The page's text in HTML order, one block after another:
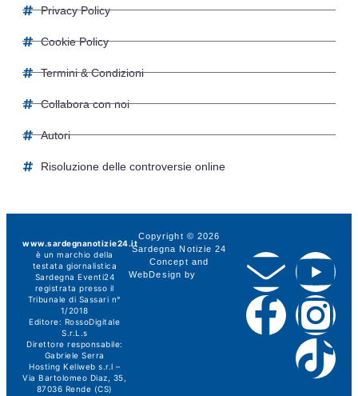
Privacy Policy
Cookie Policy
Termini & Condizioni
Collabora con noi
Autori
Risoluzione delle controversie online
Copyright © 2026
Sardegna Notizie 24
Concept and
WebDesign by
www.sardegnanotizie24.it
è un marchio della
testata giornalistica
Sardegna Eventi24
registrata presso il
Tribunale di Sassari n°
1/2018
Editore: RossoDigitale
S.r.L.s
Direttore responsabile:
Gabriele Serra
Hosting Keliweb s.r.l –
Via Bartolomeo Diaz, 35,
87036 Rende (CS)